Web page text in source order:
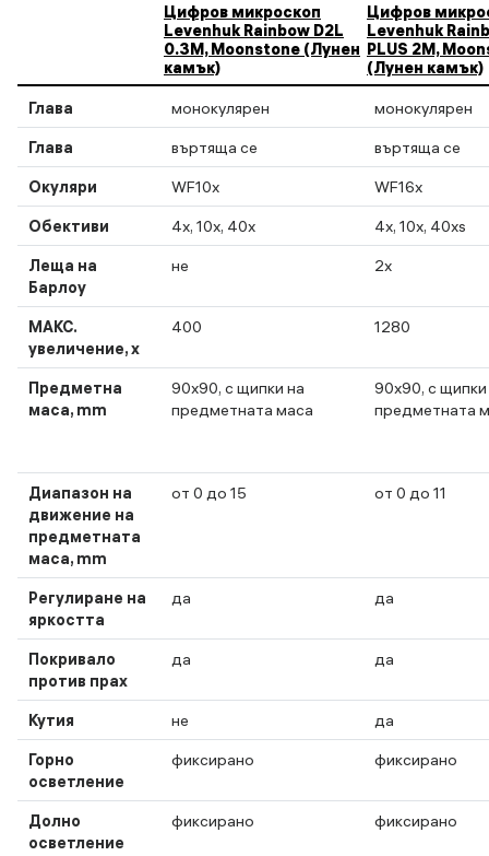
Цифров микроскоп
Levenhuk Rainbow D2L
0.3M, Moonstone (Лунен
камък)
Цифров
Levenhuk
PLUS 2M,
(Лунен камък)
Глава монокулярен
монокулярен
Глава
въртяща се
въртяща се
Окуляри
WF10х
WF16x
Обективи
4х, 10х, 40х
4х, 10х, 40хs
Леща на
Барлоу
не 2x
МАКС.
увеличение, x
400 1280
Предметна
маса, mm
90x90, с щипки на
предметната маса
90x90, с щипки
предметната
Диапазон на
движение на
предметната
маса, mm
от 0 до 15 от 0 до 11
Регулиране на
яркостта
да да
Покривало
против прах
да да
Кутия не
да
Горно
осветление
фиксирано фиксирано
Долно
осветление
фиксирано фиксирано